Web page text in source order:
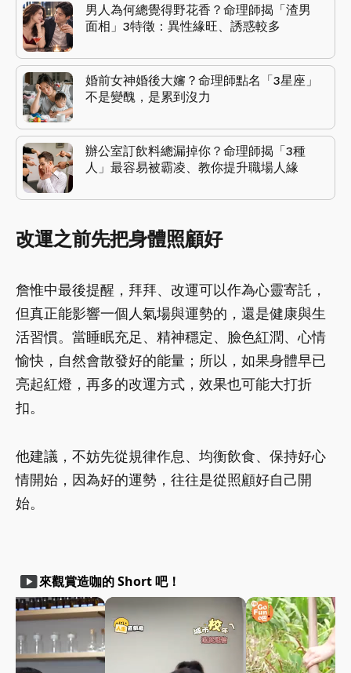
男人為何總覺得野花香？命理師揭「渣男
面相」3特徵：異性緣旺、誘惑較多
婚前女神婚後大嬸？命理師點名「3星座」
不是變醜，是累到沒力
辦公室訂飲料總漏掉你？命理師揭「3種
人」最容易被霸凌、教你提升職場人緣
改運之前先把身體照顧好
詹惟中最後提醒，拜拜、改運可以作為心靈寄託，
但真正能影響一個人氣場與運勢的，還是健康與生
活習慣。當睡眠充足、精神穩定、臉色紅潤、心情
愉快，自然會散發好的能量；所以，如果身體早已
亮起紅燈，再多的改運方式，效果也可能大打折
扣。
他建議，不妨先從規律作息、均衡飲食、保持好心
情開始，因為好的運勢，往往是從照顧好自己開
始。
smart_display來觀賞造咖的 Short 吧！